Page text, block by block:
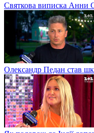
Святкова виписка Анни
Олександр Педан став